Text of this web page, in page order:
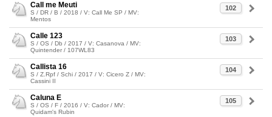
102
Call me Meuti
S / DR / B / 2018 / V: Call Me SP / MV:
Mentos
103
Calle 123
S / OS / Db / 2017 / V: Casanova / MV:
Quintender / 107WL83
104
Callista 16
S / Z.Rpf / Schi / 2017 / V: Cicero Z / MV:
Cassini II
105
Caluna E
S / OS / F / 2016 / V: Cador / MV:
Quidam's Rubin